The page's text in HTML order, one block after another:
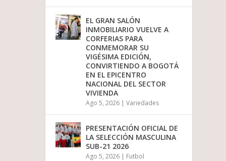
EL GRAN SALÓN
INMOBILIARIO VUELVE A
CORFERIAS PARA
CONMEMORAR SU
VIGÉSIMA EDICIÓN,
CONVIRTIENDO A BOGOTÁ
EN EL EPICENTRO
NACIONAL DEL SECTOR
VIVIENDA
Ago 5, 2026 |Variedades
PRESENTACIÓN OFICIAL DE
LA SELECCIÓN MASCULINA
SUB-21 2026
Ago 5, 2026 | Futbol